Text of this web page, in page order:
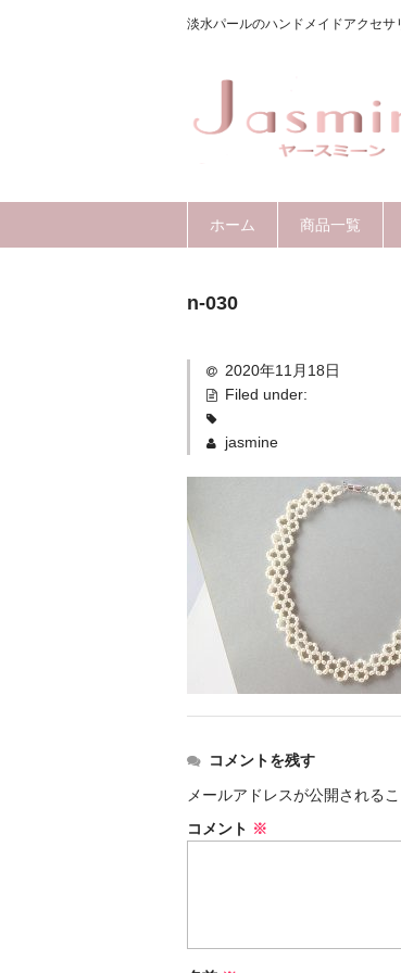
淡水パールのハンドメイドアクセ
ホーム 商品一覧
n-030
2020年11月18日
Filed under:
jasmine
コメントを残す
メールアドレスが公開される
コメント ※